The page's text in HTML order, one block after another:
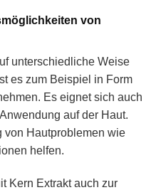
von
unterschiedliche Weise
es zum Beispiel in Form
Es eignet sich auch
auf der Haut.
von Hautproblemen wie
helfen.
Kern Extrakt auch zur